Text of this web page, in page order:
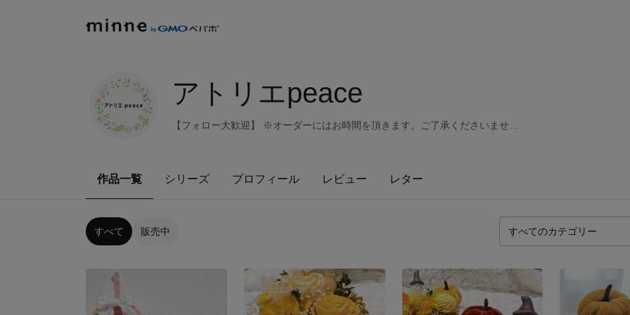
アトリエpeace
【フォロー大歓迎】 ※オーダーにはお時間を頂きます。ご了承くださいませ…
作品一覧 シリーズ プロフィール レビュー レター
すべて 販売中